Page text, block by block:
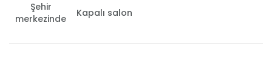
Şehir
merkezinde
Kapalı salon